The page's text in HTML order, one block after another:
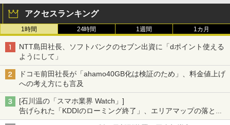
アクセスランキング
1時間 24時間 1週間 1カ月
NTT島田社長、ソフトバンクのセブン出資に「dポイント使える
ようにして」
ドコモ前田社長が「ahamo40GB化は検証のため」、料金値上げ
への考え方にも言及
[石川温の「スマホ業界 Watch」]
告げられた「KDDIのローミング終了」、エリアマップの落とし
穴と楽天モバイルの課題